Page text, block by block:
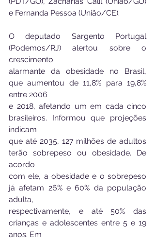
e Fernanda Pessoa (União/CE).
O deputado Sargento Portugal
(Podemos/RJ) alertou sobre o
crescimento
alarmante da obesidade no Brasil,
que aumentou de 11,8% para 19,8%
entre 2006
e 2018, afetando um em cada cinco
brasileiros. Informou que projeções
indicam
que até 2035, 127 milhões de adultos
terão sobrepeso ou obesidade. De
acordo
com ele, a obesidade e o sobrepeso
já afetam 26% e 60% da população
adulta,
respectivamente, e até 50% das
crianças e adolescentes entre 5 e 19
anos. Em